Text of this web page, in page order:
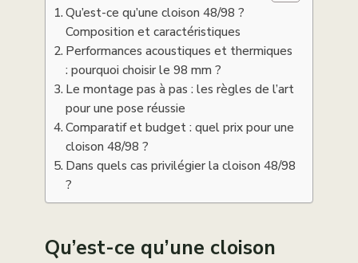
Qu’est-ce qu’une cloison 48/98 ?
Composition et caractéristiques
Performances acoustiques et thermiques
: pourquoi choisir le 98 mm ?
Le montage pas à pas : les règles de l’art
pour une pose réussie
Comparatif et budget : quel prix pour une
cloison 48/98 ?
Dans quels cas privilégier la cloison 48/98
?
Qu’est-ce qu’une cloison